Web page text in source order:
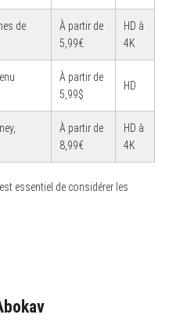
de
À partir de
5,99€
HD à
4K
À partir de
5,99$
HD
À partir de
8,99€
HD à
4K
essentiel de considérer les